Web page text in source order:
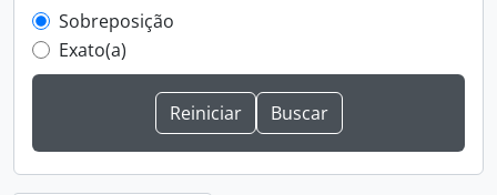
Sobreposição
Exato(a)